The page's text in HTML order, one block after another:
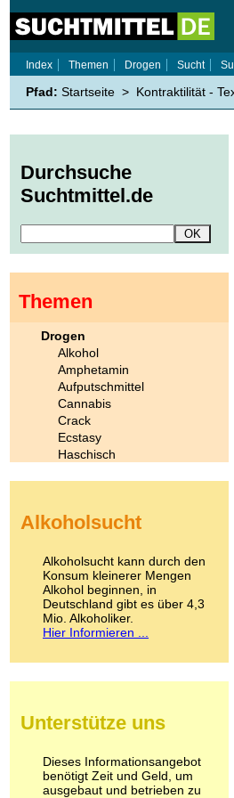
Index
Themen Drogen Sucht
Pfad: Startseite > Kontraktilität -
Durchsuche
Suchtmittel.de
Themen
Drogen
Alkohol
Amphetamin
Aufputschmittel
Cannabis
Crack
Ecstasy
Haschisch
Kokain
LSD
Marihuana
Medikamente
Meskalin
Metamphetamin
Methadon
Pilze
Psychopharmaka
Schlafmittel
Schmerzmittel
Alkoholsucht
Alkoholsucht kann durch den
Konsum kleinerer Mengen
Alkohol beginnen, in
Deutschland gibt es über 4,3
Mio. Alkoholiker.
Hier Informieren ...
Unterstütze uns
Dieses Informationsangebot
benötigt Zeit und Geld, um
ausgebaut und betrieben zu